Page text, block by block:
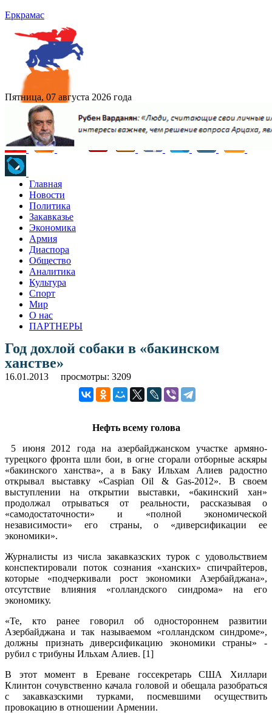
Еркрамас
Пятница, 07 августа 2026 года
Главная
Новости
Политика
Закавказье
Экономика
Армия
Диаспора
Общество
Аналитика
Культура
Спорт
Мир
О нас
ПАРТНЕРЫ
Год дохлой собаки в «бакинском
ханстве»
16.01.2013 просмотры: 3209
Нефть всему голова
5 июня 2012 года на азербайджанском участке армяно-
турецкого фронта шли бои, в огне сгорали отборные аскяры
«бакинского ханства», а в Баку Ильхам Алиев радостно
открывал выставку «Caspian Oil & Gas-2012». В своем
выступлении на открытии выставки, «бакинский хан»
продолжал отрываться от реальности, рассказывая о
«самодостаточности» и «полной экономической
независимости» его страны, о «диверсификации ее
экономики».
Журналисты из числа закавказских турок с удовольствием
конспектировали поток сознания «ханских» спичрайтеров,
которые «подчеркивали рост экономики Азербайджана»,
отсутствие влияния «голландского синдрома» на его
экономику.
«Те, кто ранее говорил об одностороннем развитии
Азербайджана и так называемом «голландском синдроме»,
должны признать диверсификацию экономики страны» -
рубил с трибуны Ильхам Алиев. [1]
В этот момент в Ереване госсекретарь США Хиллари
Клинтон сочувственно качала головой и обещала разобраться
с закавказскими турками, посмевшими осуществить
провокацию в отношении Армении.